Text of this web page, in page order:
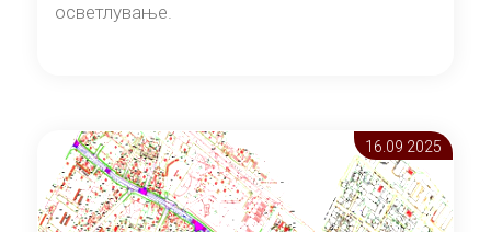
осветлување.
16.09 2025